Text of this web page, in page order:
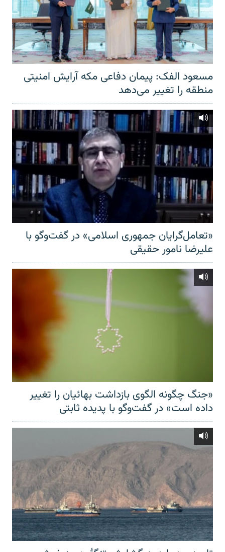
مسعود الفک: پیمان دفاعی مکه آرایش امنیتی
منطقه را تغییر می‌دهد
«تعامل‌گرایان جمهوری اسلامی» در گفت‌وگو با
علیرضا نامور حقیقی
«جنگ چگونه الگوی بازداشت بهائیان را تغییر
داده است» در گفت‌وگو با پدیده ثابتی